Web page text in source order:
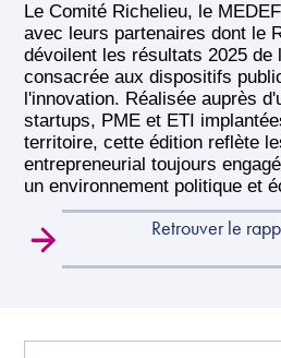
Le Comité Richelieu, le
avec leurs partenaires dont le
dévoilent les résultats 2025 de
consacrée aux dispositifs
l'innovation. Réalisée auprès
startups, PME et ETI
territoire, cette édition reflète
entrepreneurial toujours
un environnement politique et
Retrouver le